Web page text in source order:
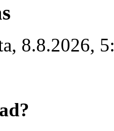
, 8.8.2026,